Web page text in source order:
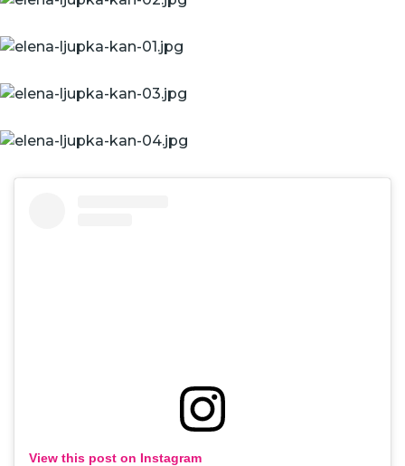
View this post on Instagram